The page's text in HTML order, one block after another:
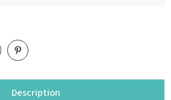
Description